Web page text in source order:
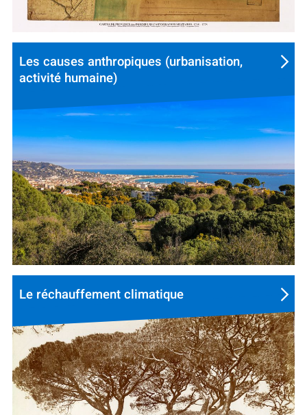
Les causes anthropiques (urbanisation,
activité humaine)
Le réchauffement climatique